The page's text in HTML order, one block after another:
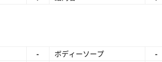
- ボディーソープ
-